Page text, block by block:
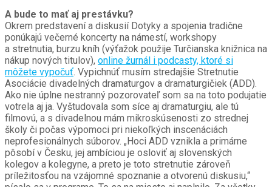
A bude to mať aj prestávku?
Okrem predstavení a diskusií Dotyky a spojenia tradične
ponúkajú večerné koncerty na námestí, workshopy
a stretnutia, burzu kníh (výťažok použije Turčianska knižnica na
nákup nových titulov), online žurnál i podcasty, ktoré si
môžete vypočuť. Vypichnúť musím stredajšie Stretnutie
Asociácie divadelných dramaturgov a dramaturgičiek (ADD).
Ako nie úplne nestranný pozorovateľ som sa na toto podujatie
votrela aj ja. Vyštudovala som síce aj dramaturgiu, ale tú
filmovú, a s divadelnou mám mikroskúsenosti zo strednej
školy či počas výpomoci pri niekoľkých inscenáciách
neprofesionálnych súborov. „Hoci ADD vznikla a primárne
pôsobí v Česku, jej ambíciou je osloviť aj slovenských
kolegov a kolegyne, a preto je toto stretnutie zároveň
príležitosťou na vzájomné spoznanie a otvorenú diskusiu,“